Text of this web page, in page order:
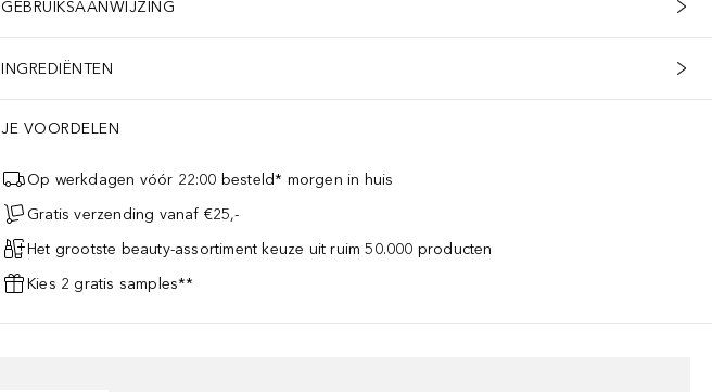
GEBRUIKSAANWIJZING
INGREDIËNTEN
JE VOORDELEN
Op werkdagen vóór 22:00 besteld* morgen in huis
Gratis verzending vanaf €25,-
Het grootste beauty-assortiment keuze uit ruim 50.000 producten
Kies 2 gratis samples**